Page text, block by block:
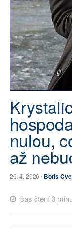
AUTOŘI
PŘÍSPĚVKY NA
SOCIÁLNÍ SÍTĚ
RUBRIKY
PLNÁ VERZE
nulou,
až
26. 4. 2026 /Boris
čas čtení 3